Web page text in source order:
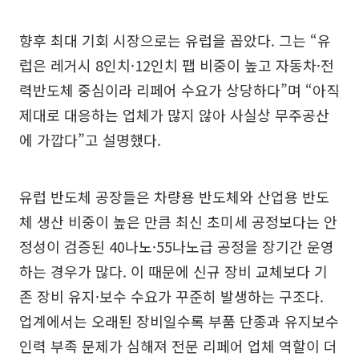
향후 최대 기회 시장으로는 유럽을 꼽았다. 그는 “유
럽은 레거시 8인치·12인치 팹 비중이 높고 자동차·전
력반도체 중심이라 리페어 수요가 상당하다”며 “아직
제대로 대응하는 업체가 많지 않아 사실상 무주공산
에 가깝다”고 설명했다.
유럽 반도체 공장들은 차량용 반도체와 산업용 반도
체 생산 비중이 높은 만큼 최신 초미세 공정보다는 안
정성이 검증된 40나노·55나노급 공정을 장기간 운영
하는 경우가 많다. 이 때문에 신규 장비 교체보다 기
존 장비 유지·보수 수요가 꾸준히 발생하는 구조다.
업계에서는 오래된 장비일수록 부품 단종과 유지보수
인력 부족 문제가 심해져 전문 리페어 업체 역할이 더